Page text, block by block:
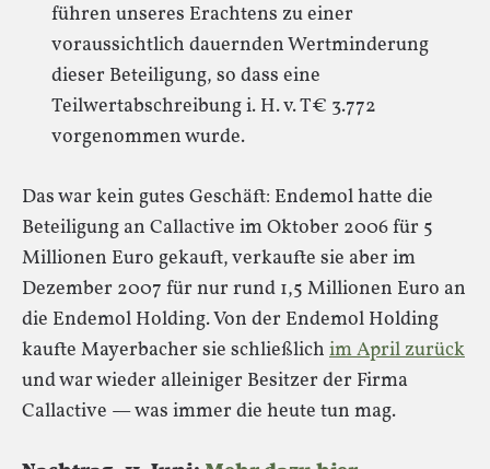
führen unseres Erachtens zu einer
voraussichtlich dauernden Wertminderung
dieser Beteiligung, so dass eine
Teilwertabschreibung i. H. v. T€ 3.772
vorgenommen wurde.
Das war kein gutes Geschäft: Endemol hatte die
Beteiligung an Callactive im Oktober 2006 für 5
Millionen Euro gekauft, verkaufte sie aber im
Dezember 2007 für nur rund 1,5 Millionen Euro an
die Endemol Holding. Von der Endemol Holding
kaufte Mayerbacher sie schließlich im April zurück
und war wieder alleiniger Besitzer der Firma
Callactive — was immer die heute tun mag.